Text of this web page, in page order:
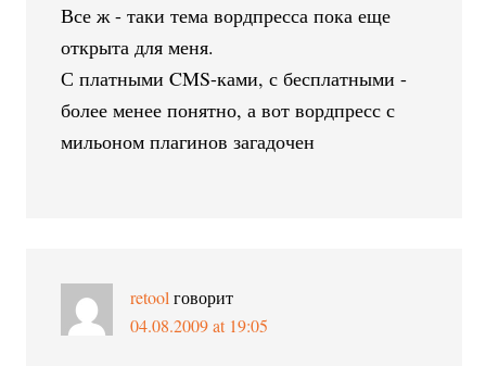
Все ж - таки тема вордпресса пока еще
открыта для меня.
С платными CMS-ками, с бесплатными -
более менее понятно, а вот вордпресс с
мильоном плагинов загадочен
retool говорит
04.08.2009 at 19:05